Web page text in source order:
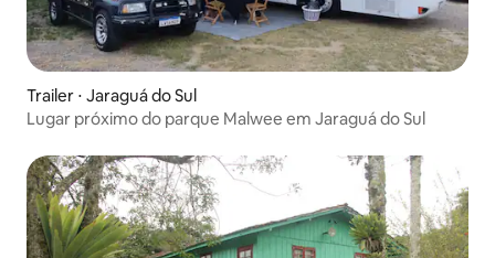
Trailer ⋅ Jaraguá do Sul
Lugar próximo do parque Malwee em Jaraguá do Sul